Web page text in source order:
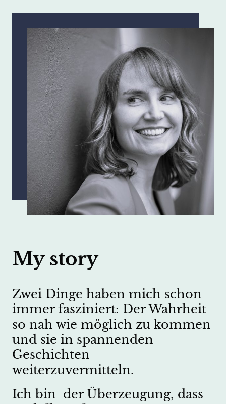
My story
Zwei Dinge haben mich schon
immer fasziniert: Der Wahrheit
so nah wie möglich zu kommen
und sie in spannenden
Geschichten
weiterzuvermitteln.
Ich bin der Überzeugung, dass